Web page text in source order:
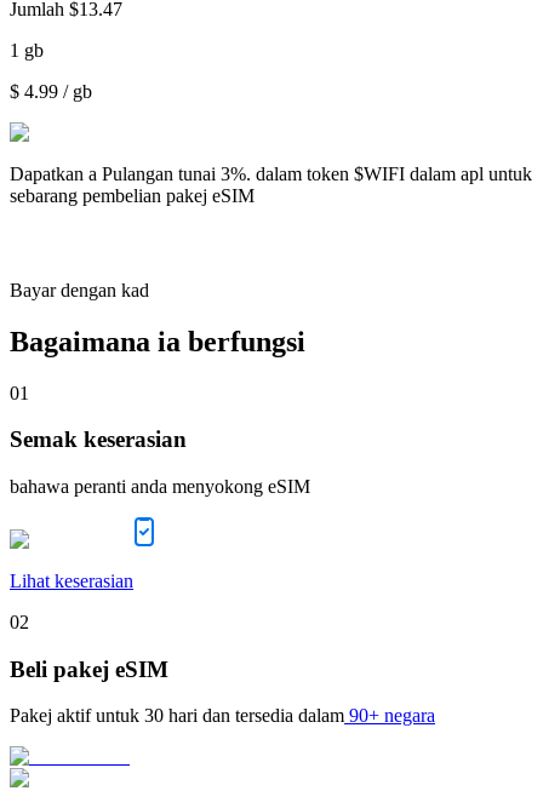
Jumlah $13.47
1 gb
$ 4.99 / gb
Dapatkan a Pulangan tunai 3%. dalam token $WIFI dalam apl untuk
sebarang pembelian pakej eSIM
Bayar dengan kad
Bagaimana ia berfungsi
01
Semak keserasian
bahawa peranti anda menyokong eSIM
Lihat keserasian
02
Beli pakej eSIM
Pakej aktif untuk 30 hari dan tersedia dalam 90+ negara